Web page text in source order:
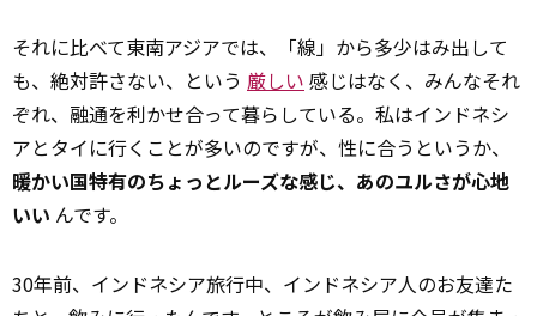
それに比べて東南アジアでは、「線」から多少はみ出して
も、絶対許さない、という 厳しい 感じはなく、みんなそれ
ぞれ、融通を利かせ合って暮らしている。私はインドネシ
アとタイに行くことが多いのですが、性に合うというか、
暖かい国特有のちょっとルーズな感じ、あのユルさが心地
いい んです。
30年前、インドネシア旅行中、インドネシア人のお友達た